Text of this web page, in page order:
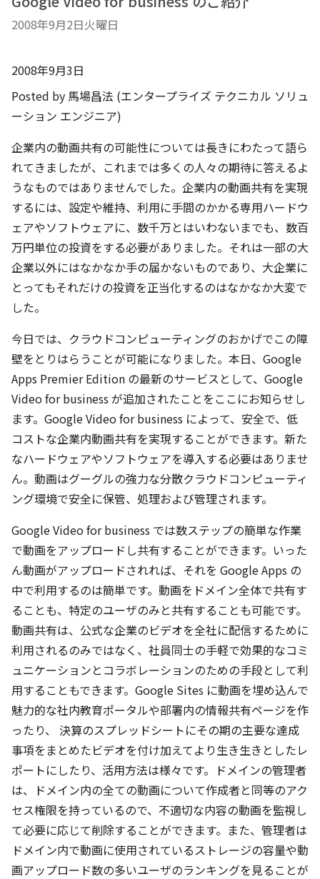
2008年9月2日火曜日
2008年9月3日
Posted by 馬場昌法 (エンタープライズ テクニカル ソリュ
ーション エンジニア)
企業内の動画共有の可能性については長きにわたって語ら
れてきましたが、これまでは多くの人々の期待に答えるよ
うなものではありませんでした。企業内の動画共有を実現
するには、設定や維持、利用に手間のかかる専用ハードウ
ェアやソフトウェアに、数千万とはいわないまでも、数百
万円単位の投資をする必要がありました。それは一部の大
企業以外にはなかなか手の届かないものであり、大企業に
とってもそれだけの投資を正当化するのはなかなか大変で
した。
今日では、クラウドコンピューティングのおかげでこの障
壁をとりはらうことが可能になりました。本日、Google
Apps Premier Edition の最新のサービスとして、Google
Video for business が追加されたことをここにお知らせし
ます。Google Video for business によって、安全で、低
コストな企業内動画共有を実現することができます。新た
なハードウェアやソフトウェアを導入する必要はありませ
ん。動画はグーグルの強力な分散クラウドコンピューティ
ング環境で安全に保管、処理および管理されます。
Google Video for business では数ステップの簡単な作業
で動画をアップロードし共有することができます。いった
ん動画がアップロードされれば、それを Google Apps の
中で利用するのは簡単です。動画をドメイン全体で共有す
ることも、特定のユーザのみと共有することも可能です。
動画共有は、公式な企業のビデオを全社に配信するために
利用されるのみではなく、社員同士の手軽で効果的なコミ
ュニケーションとコラボレーションのための手段として利
用することもできます。Google Sites に動画を埋め込んで
魅力的な社内教育ポータルや部署内の情報共有ページを作
ったり、 決算のスプレッドシートにその期の主要な達成
事項をまとめたビデオを付け加えてより生き生きとしたレ
ポートにしたり、活用方法は様々です。ドメインの管理者
は、ドメイン内の全ての動画について作成者と同等のアク
セス権限を持っているので、不適切な内容の動画を監視し
て必要に応じて削除することができます。また、管理者は
ドメイン内で動画に使用されているストレージの容量や動
画アップロード数の多いユーザのランキングを見ることが